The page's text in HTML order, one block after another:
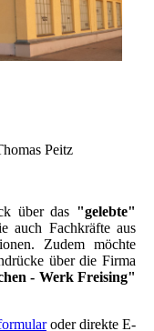
Peitz
über das "gelebte"
auch Fachkräfte aus
Zudem möchte
über die Firma
- Werk Freising"
oder direkte E-